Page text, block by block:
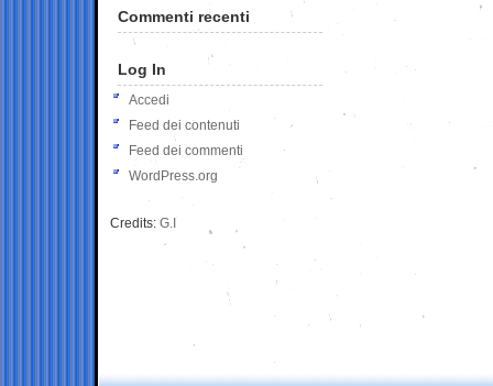
Commenti recenti
Log In
Accedi
Feed dei contenuti
Feed dei commenti
WordPress.org
Credits: G.I